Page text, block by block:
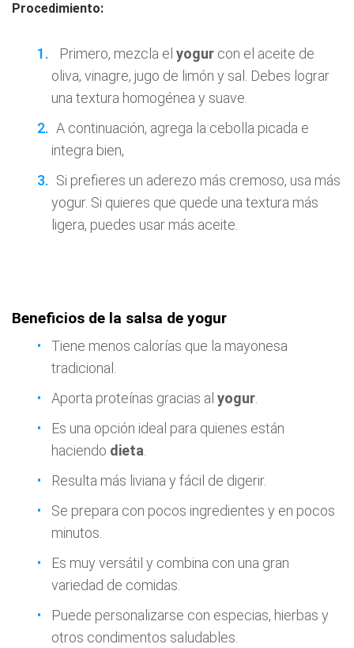
Procedimiento:
Primero, mezcla el yogur con el aceite de
oliva, vinagre, jugo de limón y sal. Debes lograr
una textura homogénea y suave.
A continuación, agrega la cebolla picada e
integra bien,
Si prefieres un aderezo más cremoso, usa más
yogur. Si quieres que quede una textura más
ligera, puedes usar más aceite.
Beneficios de la salsa de yogur
Tiene menos calorías que la mayonesa
tradicional.
Aporta proteínas gracias al yogur
Es una opción ideal para quienes están
haciendo dieta
Resulta más liviana y fácil de digerir.
Se prepara con pocos ingredientes y en pocos
minutos.
Es muy versátil y combina con una gran
variedad de comidas.
Puede personalizarse con especias, hierbas y
otros condimentos saludables.